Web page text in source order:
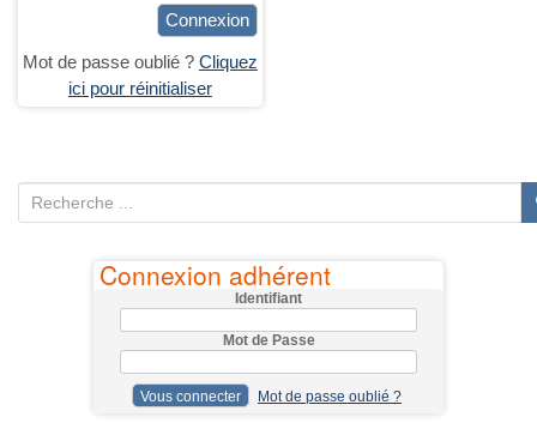
Mot de passe oublié ? Cliquez
ici pour réinitialiser
e
Connexion adhérent
Identifiant
Mot de Passe
Mot de passe oublié ?